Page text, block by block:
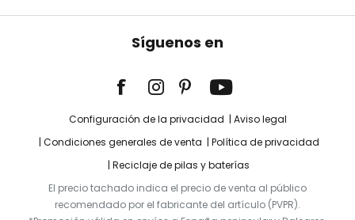
Síguenos en
Configuración de la privacidad
Aviso legal
Condiciones generales de venta
Política de privacidad
Reciclaje de pilas y baterías
El precio tachado indica el precio de venta al público
recomendado por el fabricante del artículo (PVPR).